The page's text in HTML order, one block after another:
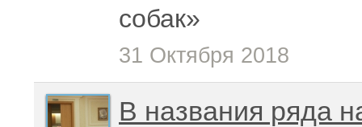
собак»
31 Октября 2018
В названия ряда